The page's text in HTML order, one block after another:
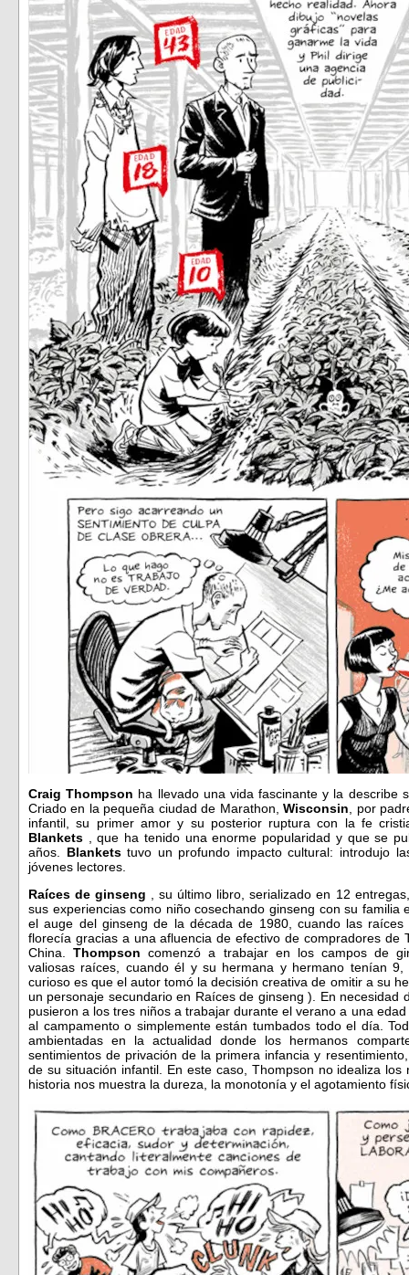
Craig Thompson ha llevado una vida fascinante y la describe
Criado en la pequeña ciudad de Marathon,Wisconsin , por
infantil, su primer amor y su posterior ruptura con la fe
Blankets
, que ha tenido una enorme popularidad y que se
años. Blanketstuvo un profundo impacto cultural: introdujo
jóvenes lectores.
Raíces de ginseng , su último libro, serializado en 12
sus experiencias como niño cosechando ginseng con su
el auge del ginseng de la década de 1980, cuando las
florecía gracias a una afluencia de efectivo de compradores de
China.Thompsoncomenzó a trabajar en los campos de
valiosas raíces, cuando él y su hermana y hermano tenían
curioso es que el autor tomó la decisión creativa de omitir a su
un personaje secundario en Raíces de ginseng ). En necesidad
pusieron a los tres niños a trabajar durante el verano a una
al campamento o simplemente están tumbados todo el día.
ambientadas en la actualidad donde los hermanos
sentimientos de privación de la primera infancia y
de su situación infantil. En este caso, Thompson no idealiza
historia nos muestra la dureza, la monotonía y el agotamiento